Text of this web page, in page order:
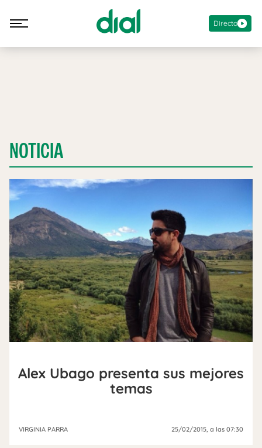
Directo
NOTICIA
Alex Ubago presenta sus mejores
temas
VIRGINIA PARRA 25/02/2015 , a las 07:30